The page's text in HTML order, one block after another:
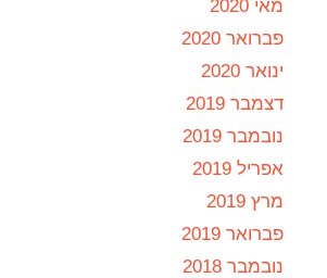
מאי 2020
פברואר 2020
ינואר 2020
דצמבר 2019
נובמבר 2019
אפריל 2019
מרץ 2019
פברואר 2019
נובמבר 2018